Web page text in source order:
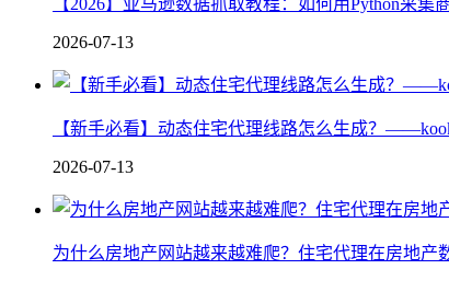
【2026】亚马逊数据抓取教程：如何用Python采集
2026-07-13
【新手必看】动态住宅代理线路怎么生成？
2026-07-13
为什么房地产网站越来越难爬？住宅代理在房地产